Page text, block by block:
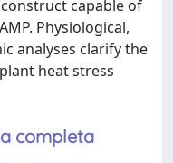
construct capable of
Physiological,
analyses clarify the
heat stress
completa